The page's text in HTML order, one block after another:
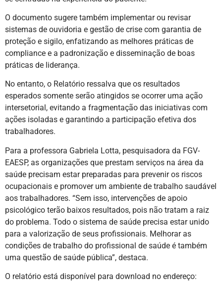
O documento sugere também implementar ou revisar
sistemas de ouvidoria e gestão de crise com garantia de
proteção e sigilo, enfatizando as melhores práticas de
compliance e a padronização e disseminação de boas
práticas de liderança.
No entanto, o Relatório ressalva que os resultados
esperados somente serão atingidos se ocorrer uma ação
intersetorial, evitando a fragmentação das iniciativas com
ações isoladas e garantindo a participação efetiva dos
trabalhadores.
Para a professora Gabriela Lotta, pesquisadora da FGV-
EAESP, as organizações que prestam serviços na área da
saúde precisam estar preparadas para prevenir os riscos
ocupacionais e promover um ambiente de trabalho saudável
aos trabalhadores. “Sem isso, intervenções de apoio
psicológico terão baixos resultados, pois não tratam a raiz
do problema. Todo o sistema de saúde precisa estar unido
para a valorização de seus profissionais. Melhorar as
condições de trabalho do profissional de saúde é também
uma questão de saúde pública”, destaca.
O relatório está disponível para download no endereço: